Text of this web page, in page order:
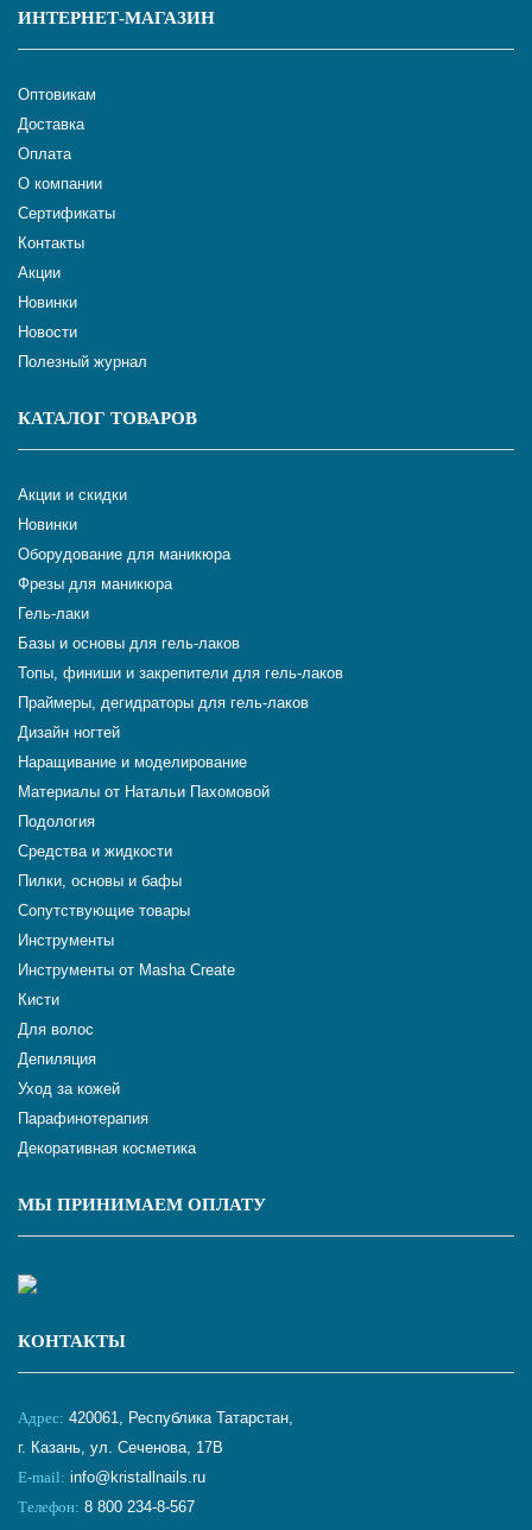
ИНТЕРНЕТ-МАГАЗИН
Оптовикам
Доставка
Оплата
О компании
Сертификаты
Контакты
Акции
Новинки
Новости
Полезный журнал
КАТАЛОГ ТОВАРОВ
Акции и скидки
Новинки
Оборудование для маникюра
Фрезы для маникюра
Гель-лаки
Базы и основы для гель-лаков
Топы, финиши и закрепители для гель-лаков
Праймеры, дегидраторы для гель-лаков
Дизайн ногтей
Наращивание и моделирование
Материалы от Натальи Пахомовой
Подология
Средства и жидкости
Пилки, основы и бафы
Сопутствующие товары
Инструменты
Инструменты от Masha Create
Кисти
Для волос
Депиляция
Уход за кожей
Парафинотерапия
Декоративная косметика
МЫ ПРИНИМАЕМ ОПЛАТУ
КОНТАКТЫ
Адрес: 420061, Республика Татарстан,
г. Казань, ул. Сеченова, 17В
E-mail: info@kristallnails.ru
Телефон: 8 800 234-8-567